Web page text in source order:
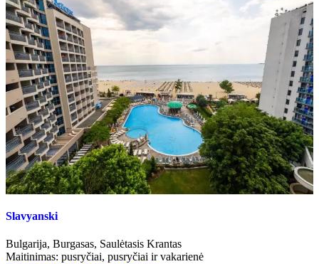
Slavyanski
Bulgarija, Burgasas, Saulėtasis Krantas
Maitinimas: pusryčiai, pusryčiai ir vakarienė